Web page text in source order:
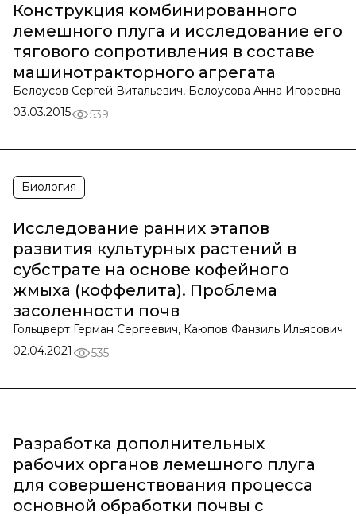
Конструкция комбинированного
лемешного плуга и исследование его
тягового сопротивления в составе
машинотракторного агрегата
Белоусов Сергей Витальевич, Белоусова Анна Игоревна
03.03.2015
539
Биология
Исследование ранних этапов
развития культурных растений в
субстрате на основе кофейного
жмыха (коффелита). Проблема
засоленности почв
Гольцверт Герман Сергеевич, Каюпов Фанзиль Ильясович
02.04.2021
535
Разработка дополнительных
рабочих органов лемешного плуга
для совершенствования процесса
основной обработки почвы с